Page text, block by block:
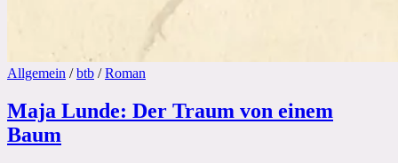
Allgemein /btb /Roman
Maja Lunde: Der Traum von einem
Baum